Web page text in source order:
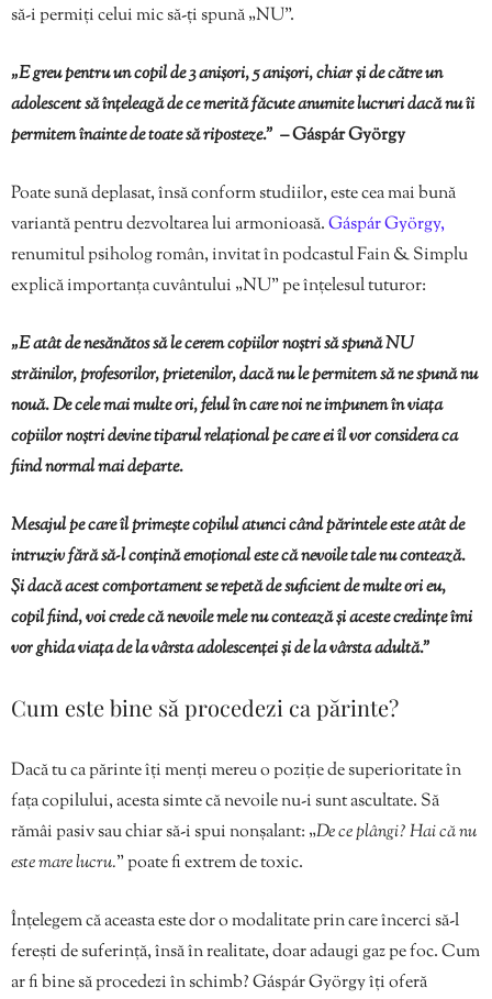
să-i permiți celui mic să-ți spună „NU”.
„E greu pentru un copil de 3 anișori, 5 anișori, chiar și de către un
adolescent să înțeleagă de ce merită făcute anumite lucruri dacă nu îi
permitem înainte de toate să riposteze.” –Gáspár György
Poate sună deplasat, însă conform studiilor, este cea mai bună
variantă pentru dezvoltarea lui armonioasă.Gáspár György,
renumitul psiholog român, invitat în podcastul Fain & Simplu
explică importanța cuvântului „NU” pe înțelesul tuturor:
„E atât de nesănătos să le cerem copiilor noștri să spună NU
străinilor, profesorilor, prietenilor, dacă nu le permitem să ne spună nu
nouă. De cele mai multe ori, felul în care noi ne impunem în viața
copiilor noștri devine tiparul relațional pe care ei îl vor considera ca
fiind normal mai departe.
Mesajul pe care îl primește copilul atunci când părintele este atât de
intruziv fără să-l conțină emoțional este că nevoile tale nu contează.
Și dacă acest comportament se repetă de suficient de multe ori eu,
copil fiind, voi crede că nevoile mele nu contează și aceste credințe îmi
vor ghida viața de la vârsta adolescenței și de la vârsta adultă.”
Cum este bine să procedezi ca părinte?
Dacă tu ca părinte îți menți mereu o poziție de superioritate în
fața copilului, acesta simte că nevoile nu-i sunt ascultate. Să
rămâi pasiv sau chiar să-i spui nonșalant: „De ce plângi? Hai că nu
este mare lucru.” poate fi extrem de toxic.
Înțelegem că aceasta este dor o modalitate prin care încerci să-l
ferești de suferință, însă în realitate, doar adaugi gaz pe foc. Cum
ar fi bine să procedezi în schimb? Gáspár György îți oferă